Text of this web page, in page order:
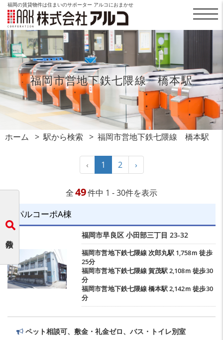
福岡の賃貸物件は住まいのサポーター アルコにおまかせ
福岡市営地下鉄七隈線 橋本駅
ホーム 駅から検索 福岡市営地下鉄七隈線 橋本駅
‹ 1 2 ›
全49件中 1 - 30件を表示
パルコーポA棟
福岡市早良区 小田部三丁目 23-32
福岡市営地下鉄七隈線 次郎丸駅 1,758ｍ 徒歩
25分
福岡市営地下鉄七隈線賀茂駅2,108ｍ 徒歩30
分
福岡市営地下鉄七隈線橋本駅2,142ｍ 徒歩30
分
ペット相談可、敷金・礼金ゼロ、バス・トイレ別室